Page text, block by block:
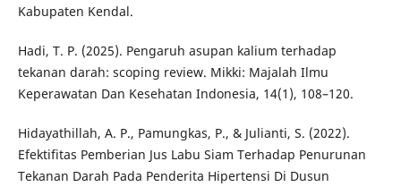
Kabupaten Kendal.
Hadi, T. P. (2025). Pengaruh asupan kalium terhadap
tekanan darah: scoping review. Mikki: Majalah Ilmu
Keperawatan Dan Kesehatan Indonesia, 14(1), 108–120.
Hidayathillah, A. P., Pamungkas, P., & Julianti, S. (2022).
Efektifitas Pemberian Jus Labu Siam Terhadap Penurunan
Tekanan Darah Pada Penderita Hipertensi Di Dusun